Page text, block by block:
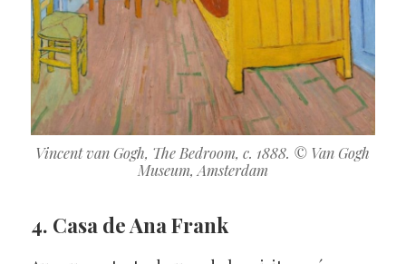
Vincent van Gogh, The Bedroom, c. 1888. © Van Gogh
Museum, Amsterdam
4. Casa de Ana Frank